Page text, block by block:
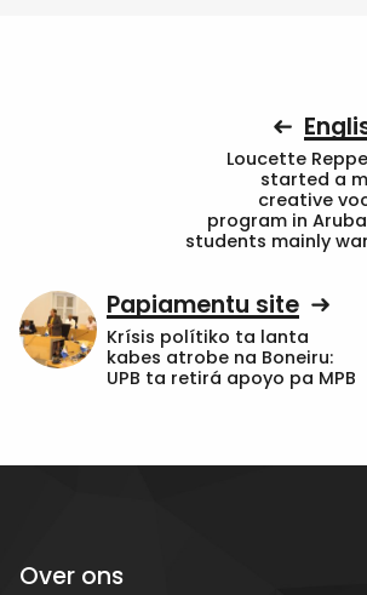
Loucette
started a
creative
program in
students mainly
Papiamentu site
Krísis polítiko ta lanta
kabes atrobe na Boneiru:
UPB ta retirá apoyo pa MPB
Over ons